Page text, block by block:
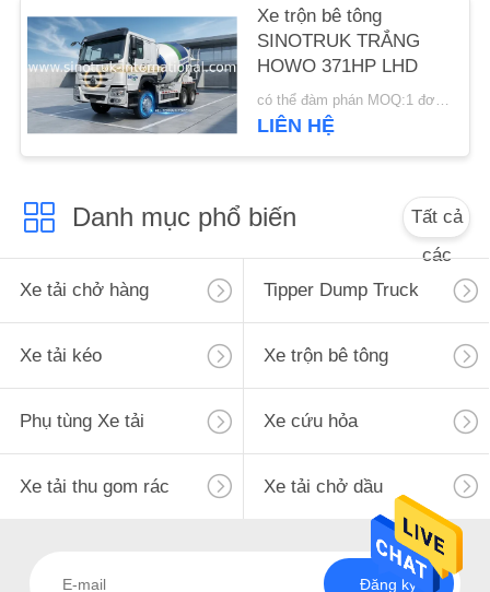
CHÍNH
SÁCH
BẢO
MẬT
Xe trộn bê tông
SINOTRUK TRẮNG
HOWO 371HP LHD
có thể đàm phán MOQ:1 đơn vị
LIÊN HỆ
Danh mục phổ biến
Tất cả
các
Xe tải chở hàng
Tipper Dump Truck
Xe tải kéo Xe trộn bê tông
Phụ tùng Xe tải Xe cứu hỏa
Xe tải thu gom rác Xe tải chở dầu
Đăng ký